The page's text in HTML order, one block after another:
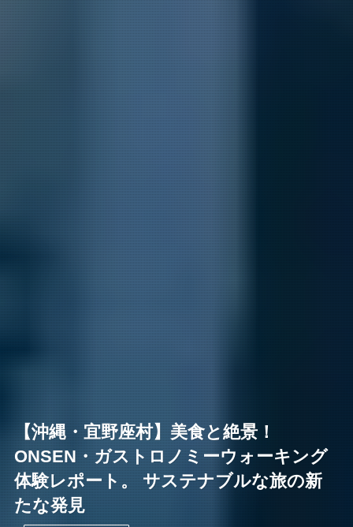
【沖縄・宜野座村】美食と絶景！
ONSEN・ガストロノミーウォーキング
体験レポート。 サステナブルな旅の新
たな発見